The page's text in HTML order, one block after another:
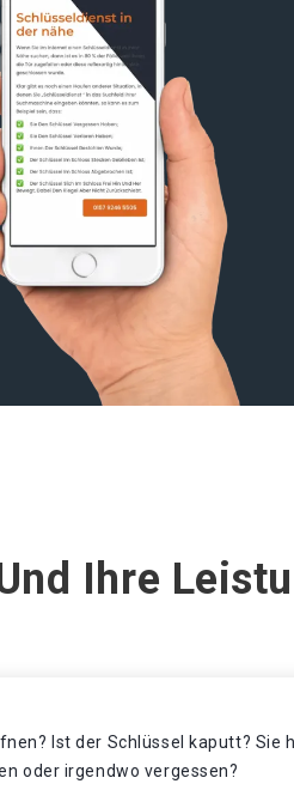
Ihre
Ist der Schlüssel kaputt? Sie
oder irgendwo vergessen?